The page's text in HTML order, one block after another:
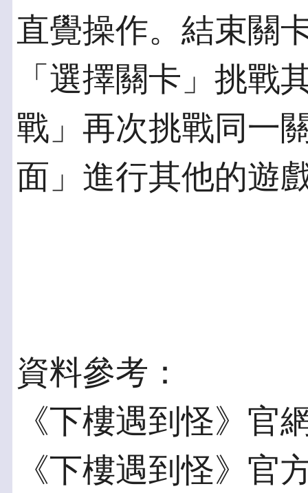
直覺操作。結束關
「選擇關卡」挑戰
戰」再次挑戰同一
面」進行其他的遊
資料參考：
《下樓遇到怪》官
《下樓遇到怪》官